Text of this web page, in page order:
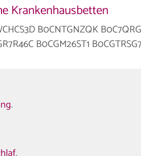
Krankenhausbetten
B0CNTGNZQK
B0CGM26ST1
.